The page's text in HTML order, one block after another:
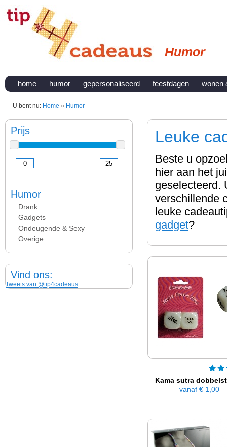
Humor
home humor gepersonaliseerd feestdagen wonen
U bent nu: Home » Humor
Prijs
Humor
Drank
Gadgets
Ondeugende & Sexy
Overige
Vind ons:
Tweets van @tip4cadeaus
Leuke
Beste u
hier aan het
geselecteerd.
verschillende
leuke
gadget?
Kama sutra
vanaf € 1,00